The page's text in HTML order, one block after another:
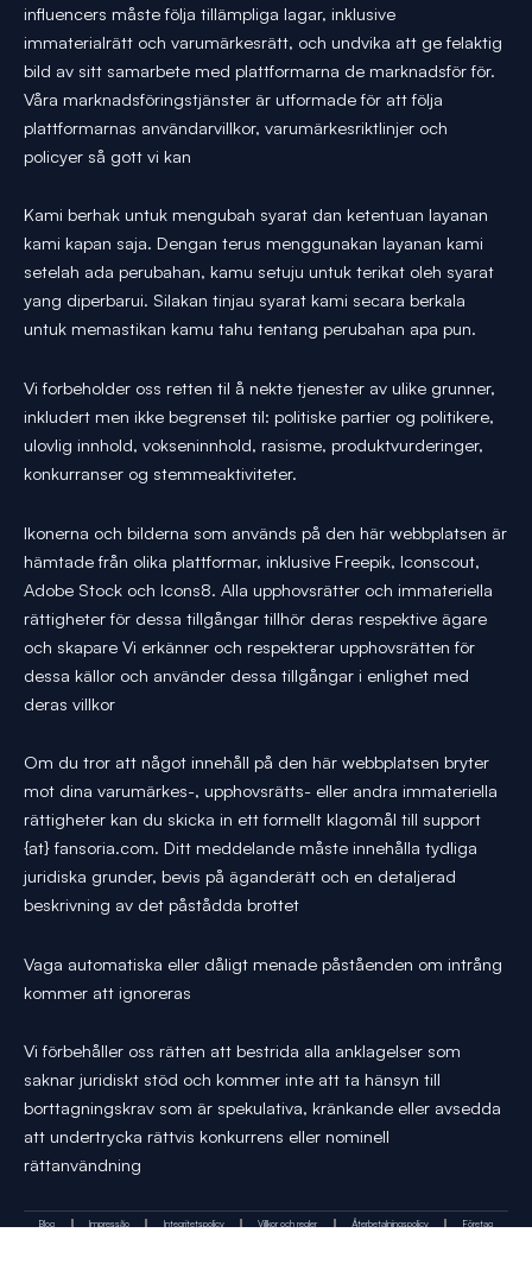
influencers måste följa tillämpliga lagar, inklusive
immaterialrätt och varumärkesrätt, och undvika att ge felaktig
bild av sitt samarbete med plattformarna de marknadsför för.
Våra marknadsföringstjänster är utformade för att följa
plattformarnas användarvillkor, varumärkesriktlinjer och
policyer så gott vi kan
Kami berhak untuk mengubah syarat dan ketentuan layanan
kami kapan saja. Dengan terus menggunakan layanan kami
setelah ada perubahan, kamu setuju untuk terikat oleh syarat
yang diperbarui. Silakan tinjau syarat kami secara berkala
untuk memastikan kamu tahu tentang perubahan apa pun.
Vi forbeholder oss retten til å nekte tjenester av ulike grunner,
inkludert men ikke begrenset til: politiske partier og politikere,
ulovlig innhold, vokseninnhold, rasisme, produktvurderinger,
konkurranser og stemmeaktiviteter.
Ikonerna och bilderna som används på den här webbplatsen är
hämtade från olika plattformar, inklusive Freepik, Iconscout,
Adobe Stock och Icons8. Alla upphovsrätter och immateriella
rättigheter för dessa tillgångar tillhör deras respektive ägare
och skapare Vi erkänner och respekterar upphovsrätten för
dessa källor och använder dessa tillgångar i enlighet med
deras villkor
Om du tror att något innehåll på den här webbplatsen bryter
mot dina varumärkes-, upphovsrätts- eller andra immateriella
rättigheter kan du skicka in ett formellt klagomål till support
{at} fansoria.com. Ditt meddelande måste innehålla tydliga
juridiska grunder, bevis på äganderätt och en detaljerad
beskrivning av det påstådda brottet
Vaga automatiska eller dåligt menade påståenden om intrång
kommer att ignoreras
Vi förbehåller oss rätten att bestrida alla anklagelser som
saknar juridiskt stöd och kommer inte att ta hänsyn till
borttagningskrav som är spekulativa, kränkande eller avsedda
att undertrycka rättvis konkurrens eller nominell
rättanvändning
Blog Impressão Integritetspolicy Villkor och regler Återbetalningspolicy Företag